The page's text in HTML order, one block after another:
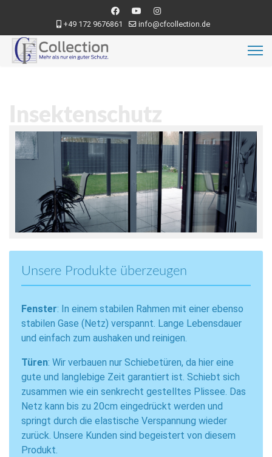
+49 172 9676861 info@cfcollection.de
Insektenschutz
Unsere Produkte überzeugen
Fenster: In einem stabilen Rahmen mit einer ebenso
stabilen Gase (Netz) verspannt. Lange Lebensdauer
und einfach zum aushaken und reinigen.
Türen: Wir verbauen nur Schiebetüren, da hier eine
gute und langlebige Zeit garantiert ist. Schiebt sich
zusammen wie ein senkrecht gestelltes Plissee. Das
Netz kann bis zu 20cm eingedrückt werden und
springt durch die elastische Verspannung wieder
zurück. Unsere Kunden sind begeistert von diesem
Produkt.